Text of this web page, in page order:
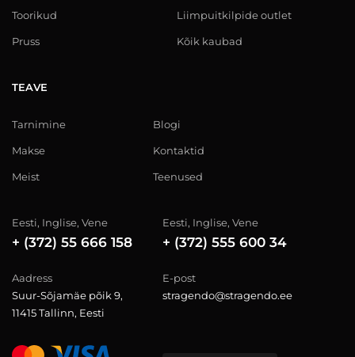
Toorikud
Pruss
Liimpuitkilpide outlet
Kõik kaubad
TEAVE
Tarnimine
Makse
Meist
Blogi
Kontaktid
Teenused
Eesti, Inglise, Vene
+ (372) 55 666 158
Eesti, Inglise, Vene
+ (372) 555 600 34
Aadress
Suur-Sõjamäe põik 9,
11415 Tallinn, Eesti
E-post
stragendo@stragendo.ee